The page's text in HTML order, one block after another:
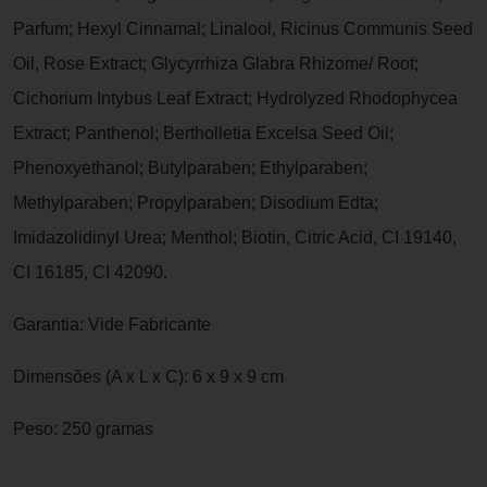
Parfum; Hexyl Cinnamal; Linalool, Ricinus Communis Seed
Oil, Rose Extract; Glycyrrhiza Glabra Rhizome/ Root;
Cichorium Intybus Leaf Extract; Hydrolyzed Rhodophycea
Extract; Panthenol; Bertholletia Excelsa Seed Oil;
Phenoxyethanol; Butylparaben; Ethylparaben;
Methylparaben; Propylparaben; Disodium Edta;
Imidazolidinyl Urea; Menthol; Biotin, Citric Acid, CI 19140,
CI 16185, CI 42090.
Garantia: Vide Fabricante
Dimensões (A x L x C): 6 x 9 x 9 cm
Peso: 250 gramas